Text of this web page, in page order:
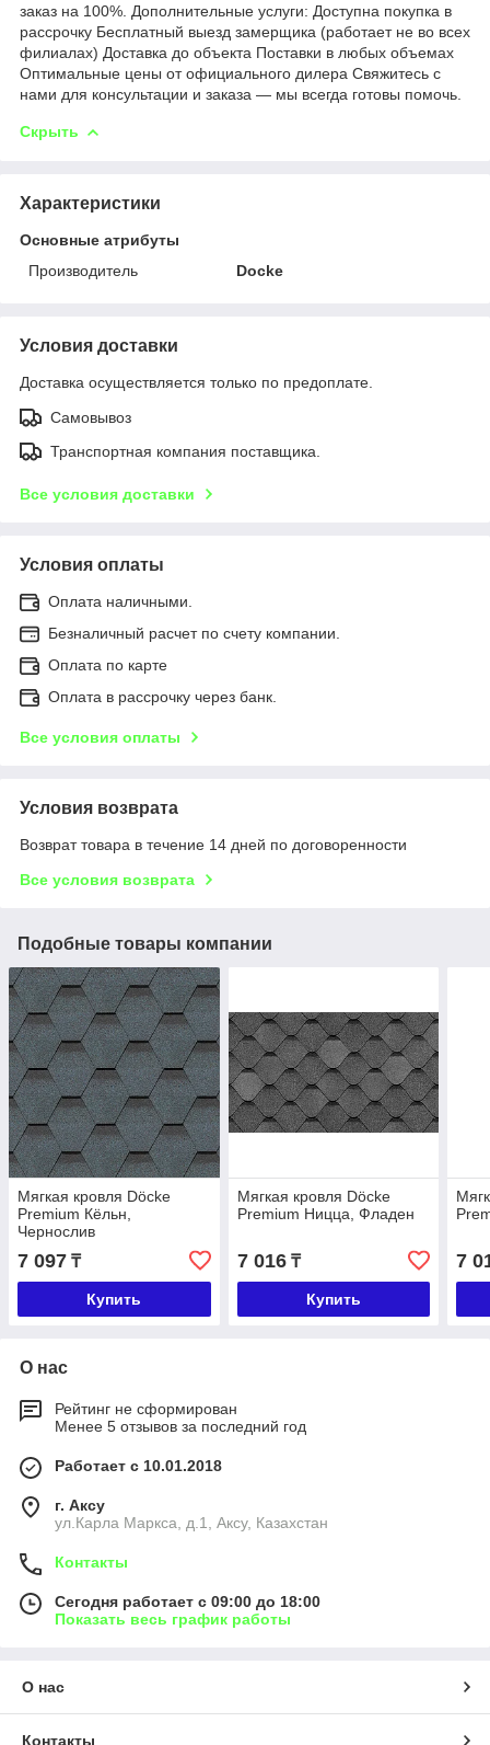
заказ на 100%. Дополнительные услуги: Доступна покупка в
рассрочку Бесплатный выезд замерщика (работает не во всех
филиалах) Доставка до объекта Поставки в любых объемах
Оптимальные цены от официального дилера Свяжитесь с
нами для консультации и заказа — мы всегда готовы помочь.
Скрыть
Характеристики
Основные атрибуты
Производитель
Docke
Условия доставки
Доставка осуществляется только по предоплате.
Самовывоз
Транспортная компания поставщика.
Все условия доставки
Условия оплаты
Оплата наличными.
Безналичный расчет по счету компании.
Оплата по карте
Оплата в рассрочку через банк.
Все условия оплаты
Условия возврата
Возврат товара в течение 14 дней по договоренности
Все условия возврата
Подобные товары компании
Мягкая кровля Döcke
Premium Кёльн,
Чернослив
7 097 ₸
Купить
Мягкая кровля Döcke
Premium Ницца, Фладен
7 016₸
Купить
7
О нас
Рейтинг не сформирован
Менее 5 отзывов за последний год
Работает с 10.01.2018
г. Аксу
ул.Карла Маркса, д.1, Аксу, Казахстан
Контакты
Сегодня работает с 09:00 до 18:00
Показать весь график работы
О нас
Контакты